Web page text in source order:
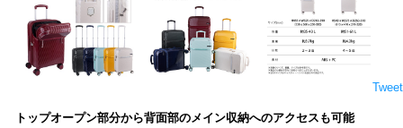
Tweet
トップオープン部分から背面部のメイン収納へのアクセスも可能